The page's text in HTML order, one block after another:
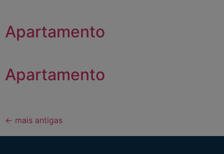
Apartamento
Apartamento
← mais antigas